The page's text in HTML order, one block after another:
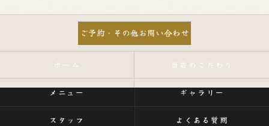
ご予約・その他お問い合わせ
ホーム 当店のこだわり
メニュー ギャラリー
スタッフ よくある質問